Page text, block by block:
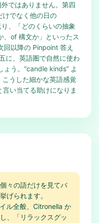
ではありません。第四
でなく他の日の
、「どのくらいの抽象
、of 構文か」といったス
回以降の Pinpoint 答え
に、英語圏で自然に使わ
う。“candle kinds” よ
うした細かな英語感覚
い当てる助けになりま
々の語だけを見てバ
げられます。
ル全般、Citronella か
、「リラックスグッ